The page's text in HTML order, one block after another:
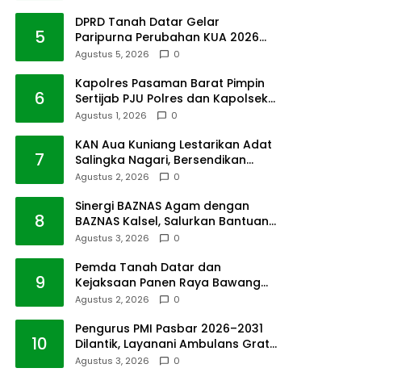
5
DPRD Tanah Datar Gelar
Paripurna Perubahan KUA 2026
dan PPAS Tahun 2027
Agustus 5, 2026 0
6
Kapolres Pasaman Barat Pimpin
Sertijab PJU Polres dan Kapolsek
Sungai Beremas
Agustus 1, 2026 0
7
KAN Aua Kuniang Lestarikan Adat
Salingka Nagari, Bersendikan
Kitabullah
Agustus 2, 2026 0
8
Sinergi BAZNAS Agam dengan
BAZNAS Kalsel, Salurkan Bantuan
Bencana Alam
Agustus 3, 2026 0
9
Pemda Tanah Datar dan
Kejaksaan Panen Raya Bawang
Merah di Sawah Tangah
Agustus 2, 2026 0
10
Pengurus PMI Pasbar 2026–2031
Dilantik, Layanani Ambulans Gratis
ke Padang
Agustus 3, 2026 0